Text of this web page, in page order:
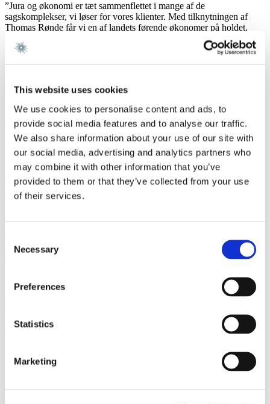
This website uses cookies
We use cookies to personalise content and ads, to
provide social media features and to analyse our traffic.
We also share information about your use of our site with
our social media, advertising and analytics partners who
may combine it with other information that you’ve
provided to them or that they’ve collected from your use
of their services.
Selection
Necessary
Preferences
Statistics
Marketing
”Jura og økonomi er tæt sammenflettet i mange af de
sagskomplekser, vi løser for vores klienter. Med tilknytningen af
Thomas Rønde får vi en af landets førende økonomer på holdet.
Hans faglighed og ekspertviden bliver et aktiv, der vil komme i spil
på tværs af forretningsområder og klienter,” siger Erik Molin,
Thomas Rønde har bl.a. været cheføkonom i Konkurrence- og
Gorrissen Federspiel har han de seneste par år været tilknyttet
Compass Lexecon, et globalt økonomisk konsulentfirma. Rønde er
Ph.D. fra University Pompeu Fabra og professor i innovation og
iværksætteri ved CBS. Her vil han fortsat undervise og forske.
”Jeg har glædet mig meget til at blive en del af Gorrissen Federspiel
og enheden økonomisk analyse. Jeg ser frem til at kunne bidrage
med min viden og indsigt over for både klienter og kolleger,” siger
Thomas Rønde.
Vi er et førende dansk advokatfirma med
Tilmeld dig nyheder og arrangementer